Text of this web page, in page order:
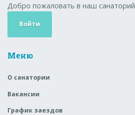
Добро пожаловать в наш санаторий
Войти
Меню
О санатории
Вакансии
График заездов